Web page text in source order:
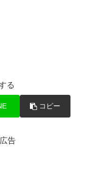
る
コピー
告